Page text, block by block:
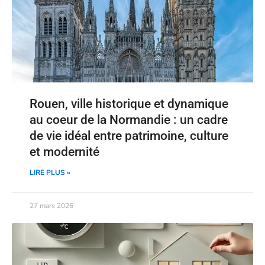
Rouen, ville historique et dynamique
au coeur de la Normandie : un cadre
de vie idéal entre patrimoine, culture
et modernité
LIRE PLUS »
27 mars 2026